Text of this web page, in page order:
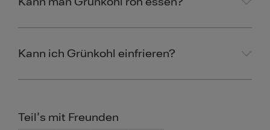
Kann ich Grünkohl einfrieren?
Teil's mit Freunden